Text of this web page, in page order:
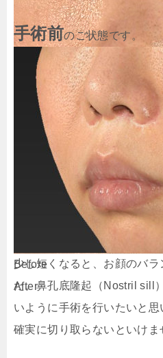
Before
After
手術前のご状態です。
少し短くなると、お顔のバ
た。鼻孔底隆起（Nostril sill
いように手術を行いたいと
確実に切り取らないといけま